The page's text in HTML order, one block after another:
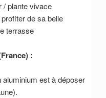
/ plante vivace
de sa belle
terrasse
:
est à déposer